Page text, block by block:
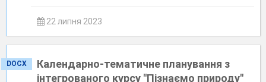
22 липня 2023
DOCX
Календарно-тематичне планування з
інтегрованого курсу "Пізнаємо природу"